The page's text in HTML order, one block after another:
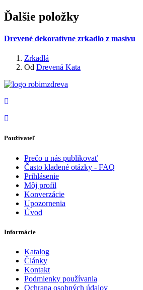
Ďalšie položky
Drevené dekoratívne zrkadlo z masívu
Zrkadlá
Od Drevená Kata
Používateľ
Prečo u nás publikovať
Často kladené otázky - FAQ
Prihlásenie
Môj profil
Konverzácie
Upozornenia
Úvod
Informácie
Katalog
Články
Kontakt
Podmienky používania
Ochrana osobných údajov